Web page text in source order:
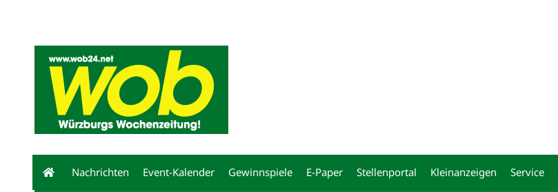
Nachrichten Event-Kalender Gewinnspiele E-Paper Stellenportal Kleinanzeigen Service